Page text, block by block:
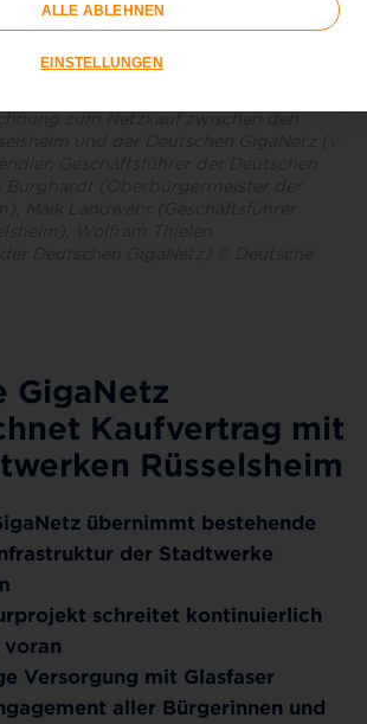
zum Netzkauf zwischen den
GigaNetz
Kaufvertrag mit
Rüsselsheim
übernimmt bestehende
der Stadtwerke
schreitet kontinuierlich
Versorgung mit Glasfaser
aller Bürgerinnen und
ALLE ABLEHNEN
EINSTELLUNGEN